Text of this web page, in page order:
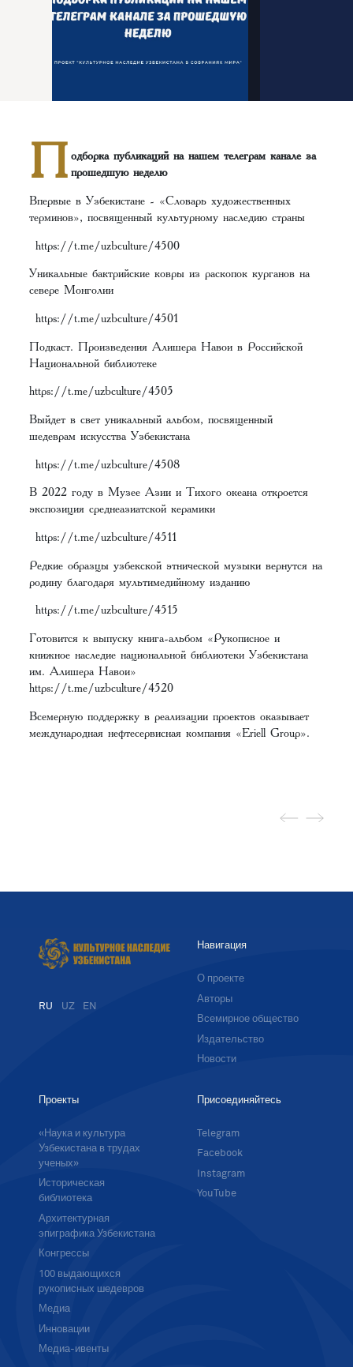
П одборка публикаций на нашем телеграм канале за
прошедшую неделю
Впервые в Узбекистане - «Словарь художественных
терминов», посвященный культурному наследию страны
https://t.me/uzbculture/4500
Уникальные бактрийские ковры из раскопок курганов на
севере Монголии
https://t.me/uzbculture/4501
Подкаст. Произведения Алишера Навои в Российской
Национальной библиотеке
https://t.me/uzbculture/4505
Выйдет в свет уникальный альбом, посвященный
шедеврам искусства Узбекистана
https://t.me/uzbculture/4508
В 2022 году в Музее Азии и Тихого океана откроется
экспозиция среднеазиатской керамики
https://t.me/uzbculture/4511
Редкие образцы узбекской этнической музыки вернутся на
родину благодаря мультимедийному изданию
https://t.me/uzbculture/4515
Готовится к выпуску книга-альбом «Рукописное и
книжное наследие национальной библиотеки Узбекистана
им. Алишера Навои»
https://t.me/uzbculture/4520
Всемерную поддержку в реализации проектов оказывает
международная нефтесервисная компания «Eriell Group».
RU UZ EN
Навигация
О проекте
Авторы
Всемирное общество
Издательство
Новости
Проекты
«Наука и культура
Узбекистана в трудах
ученых»
Историческая
библиотека
Архитектурная
эпиграфика Узбекистана
Конгрессы
100 выдающихся
рукописных шедевров
Медиа
Инновации
Медиа-ивенты
Присоединяйтесь
Telegram
Facebook
Instagram
YouTube